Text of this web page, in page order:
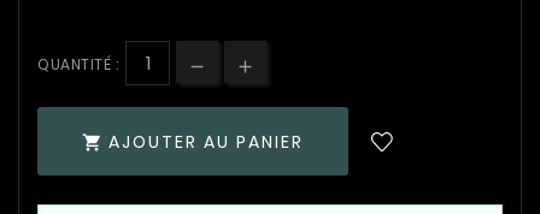
QUANTITÉ :
 AJOUTER AU PANIER